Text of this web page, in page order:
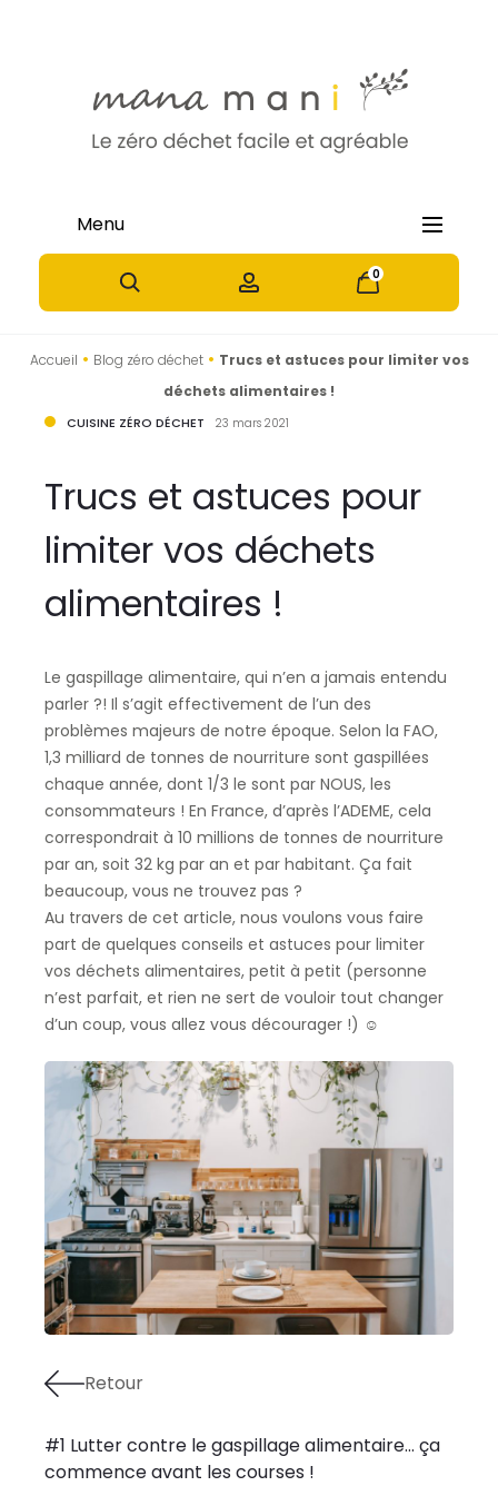
Menu
0
Accueil • Blog zéro déchet• Trucs et astuces pour limiter vos
déchets alimentaires !
CUISINE ZÉRO DÉCHET 23 mars 2021
Trucs et astuces pour
limiter vos déchets
alimentaires !
Le gaspillage alimentaire, qui n’en a jamais entendu
parler ?! Il s’agit effectivement de l’un des
problèmes majeurs de notre époque. Selon la FAO,
1,3 milliard de tonnes de nourriture sont gaspillées
chaque année, dont 1/3 le sont par NOUS, les
consommateurs ! En France, d’après l’ADEME, cela
correspondrait à 10 millions de tonnes de nourriture
par an, soit 32 kg par an et par habitant. Ça fait
beaucoup, vous ne trouvez pas ?
Au travers de cet article, nous voulons vous faire
part de quelques conseils et astuces pour limiter
vos déchets alimentaires, petit à petit (personne
n’est parfait, et rien ne sert de vouloir tout changer
d’un coup, vous allez vous décourager !) ☺
Retour
#1 Lutter contre le gaspillage alimentaire… ça
commence avant les courses !